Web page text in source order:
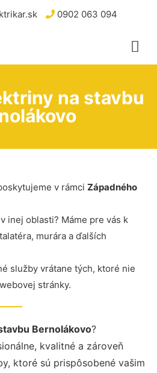
0902 063 094
na stavbu
v rámci Západného
inej oblasti? Máme pre vás k
murára a ďalších
služby vrátane tých, ktoré nie
stránky.
Bernolákovo?
kvalitné a zároveň
ktoré sú prispôsobené vašim